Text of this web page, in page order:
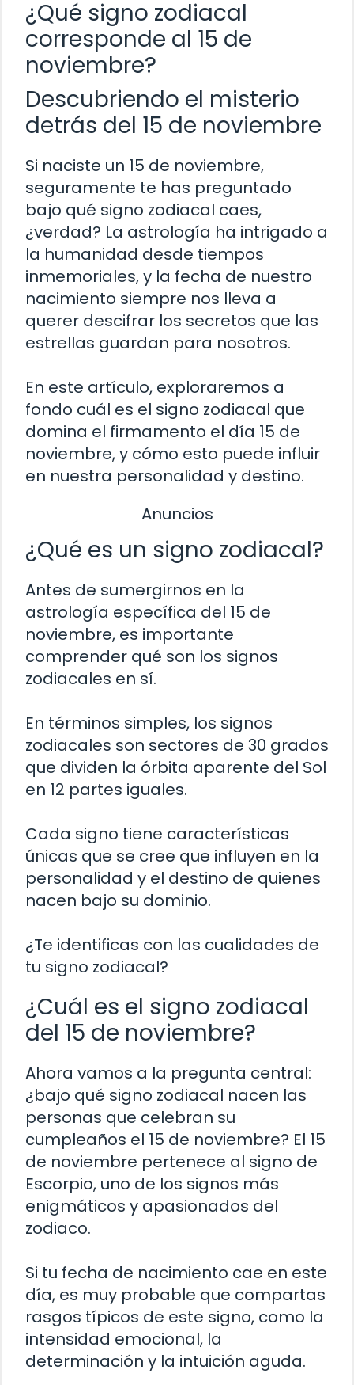
¿Qué signo zodiacal
corresponde al 15 de
noviembre?
Descubriendo el misterio
detrás del 15 de noviembre
Si naciste un 15 de noviembre,
seguramente te has preguntado
bajo qué signo zodiacal caes,
¿verdad? La astrología ha intrigado a
la humanidad desde tiempos
inmemoriales, y la fecha de nuestro
nacimiento siempre nos lleva a
querer descifrar los secretos que las
estrellas guardan para nosotros.
En este artículo, exploraremos a
fondo cuál es el signo zodiacal que
domina el firmamento el día 15 de
noviembre, y cómo esto puede influir
en nuestra personalidad y destino.
Anuncios
¿Qué es un signo zodiacal?
Antes de sumergirnos en la
astrología específica del 15 de
noviembre, es importante
comprender qué son los signos
zodiacales en sí.
En términos simples, los signos
zodiacales son sectores de 30 grados
que dividen la órbita aparente del Sol
en 12 partes iguales.
Cada signo tiene características
únicas que se cree que influyen en la
personalidad y el destino de quienes
nacen bajo su dominio.
¿Te identificas con las cualidades de
tu signo zodiacal?
¿Cuál es el signo zodiacal
del 15 de noviembre?
Ahora vamos a la pregunta central:
¿bajo qué signo zodiacal nacen las
personas que celebran su
cumpleaños el 15 de noviembre? El 15
de noviembre pertenece al signo de
Escorpio, uno de los signos más
enigmáticos y apasionados del
zodiaco.
Si tu fecha de nacimiento cae en este
día, es muy probable que compartas
rasgos típicos de este signo, como la
intensidad emocional, la
determinación y la intuición aguda.